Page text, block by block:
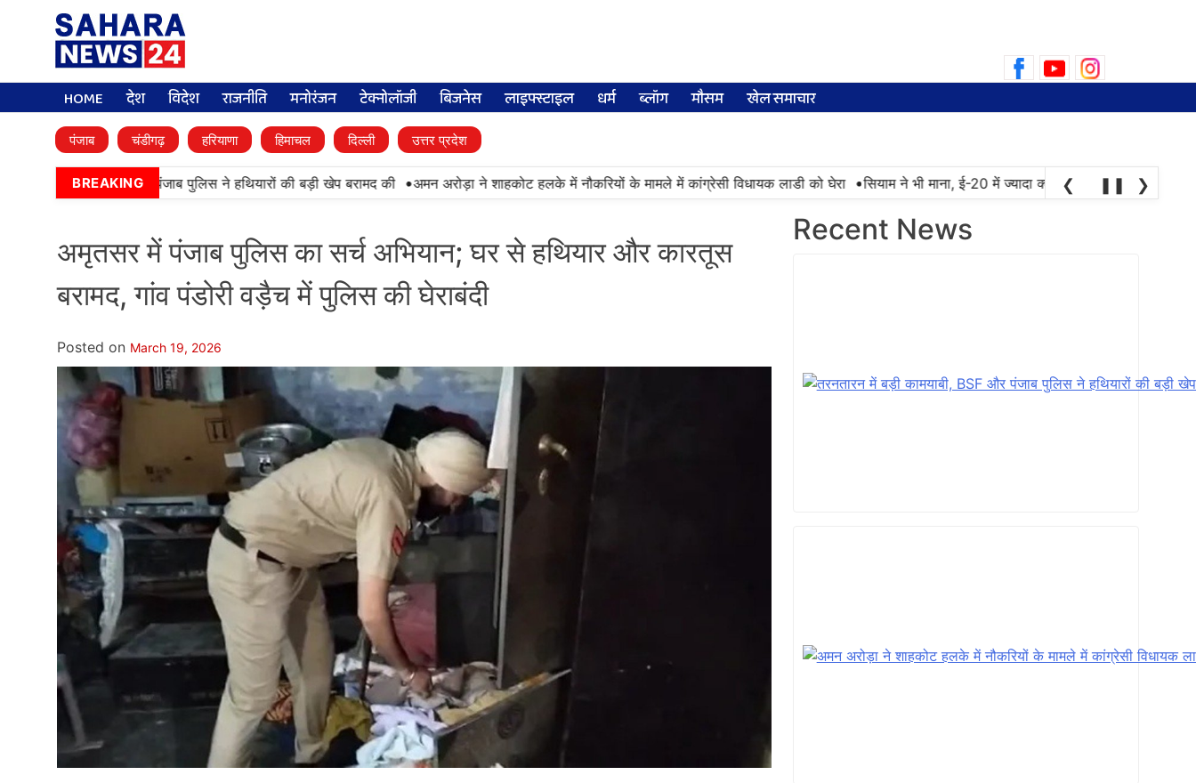
for:
HOME देश विदेश राजनीति मनोरंजन टेक्नोलॉजी बिजनेस लाइफ्स्टाइल धर्म ब्लॉग मौसम खेल समाचार
पंजाब चंडीगढ़ हरियाणा हिमाचल दिल्ली उत्तर प्रदेश
BREAKING
कामयाबी, BSF और पंजाब पुलिस ने हथियारों की बड़ी खेप बरामद की •अमन अरोड़ा ने शाहकोट हलके में नौकरियों के मामले में कांग्रेसी विधायक लाडी को घेरा •सियाम ने भी माना, ई-20 में ज्यादा क्लोराइड और नमी के कारण खराब
❮ ❚❚ ❯
अमृतसर में पंजाब पुलिस का सर्च अभियान; घर से हथियार और कारतूस
बरामद, गांव पंडोरी वड़ैच में पुलिस की घेराबंदी
Posted on March 19, 2026
Recent News